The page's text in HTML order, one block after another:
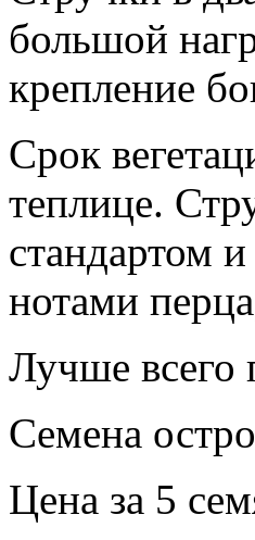
большой
крепление
Срок
теплице.
стандартом
нотами
Лучше всего
Семена
Цена за 5